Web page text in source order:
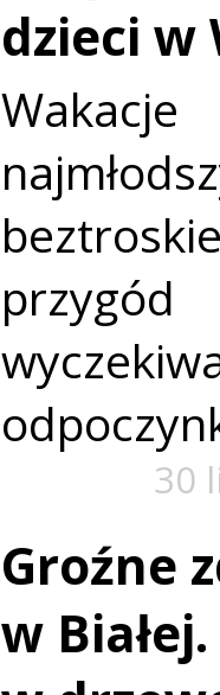
dzieci w
30
Groźne
w